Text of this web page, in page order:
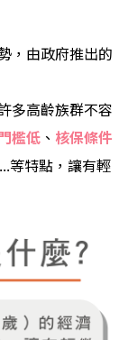
，由政府推出的
多高齡族群不容
檻低 、 核保條件
...等特點，讓有輕